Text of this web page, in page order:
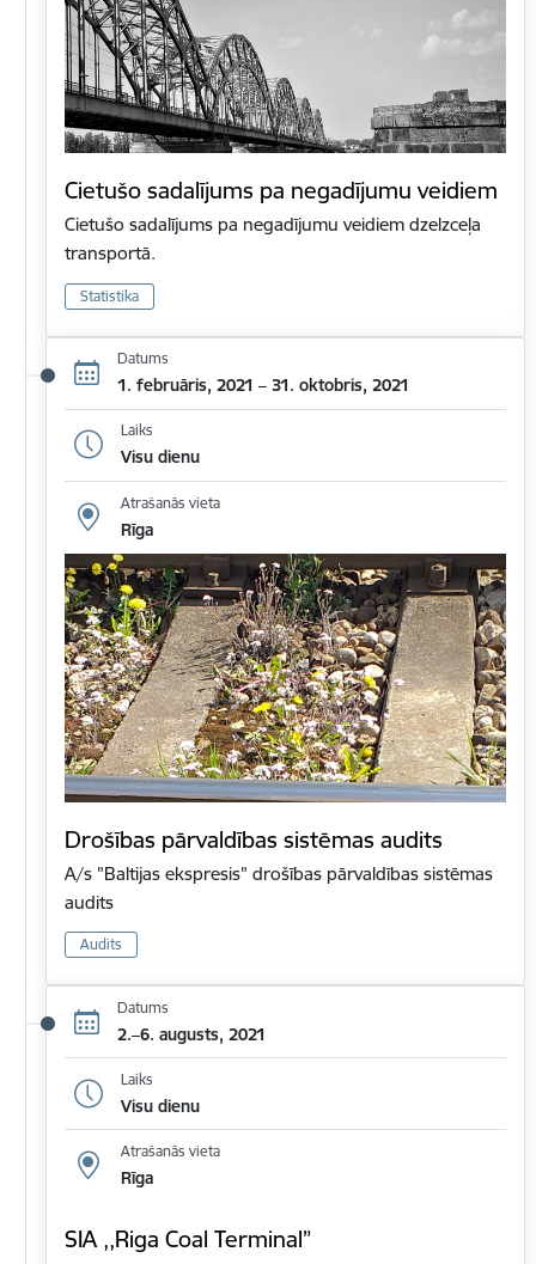
Cietušo sadalījums pa negadījumu veidiem
Cietušo sadalījums pa negadījumu veidiem dzelzceļa
transportā.
Statistika
Datums
1. februāris, 2021 – 31. oktobris, 2021
Laiks
Visu dienu
Atrašanās vieta
Rīga
Drošības pārvaldības sistēmas audits
A/s "Baltijas ekspresis" drošības pārvaldības sistēmas
audits
Audits
Datums
2.–6. augusts, 2021
Laiks
Visu dienu
Atrašanās vieta
Rīga
SIA ,,Riga Coal Terminal”